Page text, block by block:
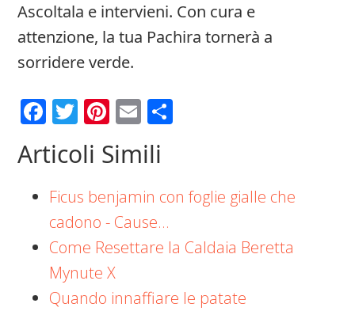
Ascoltala e intervieni. Con cura e
attenzione, la tua Pachira tornerà a
sorridere verde.
Facebook
Twitter
Pinterest
Email
Articoli Simili
Ficus benjamin con foglie gialle che
cadono​ - Cause…
Come Resettare la Caldaia Beretta
Mynute X
Quando innaffiare le patate​ ​